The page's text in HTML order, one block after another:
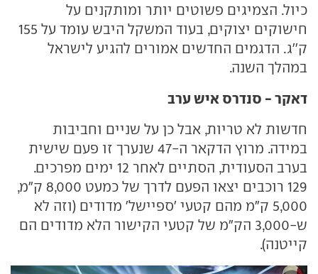
כיול. הצמיגים פשוטים יותר ומותקנים על
חישוקים יצוקים, בעוד המשקל היבש עומד על 155
ק''ג. הדגמים החדשים אמורים להגיע לישראל
במהלך השנה.
דאקר - סנדרס איש ערב
חדשות לא טריות, אבל כן על שניים וחביבות
במידה. מרוץ הדקאר ה-47 שנערך זו פעם שישית
בערב הסעודית, הסתיים לאחר 12 ימים מפרכים.
129 רוכבים יצאו הפעם לדרך של כמעט 8,000 ק"מ,
5,000 ק"מ מהם קטעי 'ספיישל' מדודים (וזה לא
ש-3,000 הק"מ של קטעי הקישור הלא מדודים הם
קייטנה).